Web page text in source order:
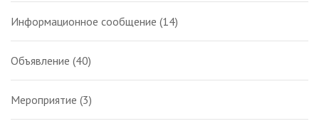
Информационное сообщение (14)
Объявление (40)
Мероприятие (3)